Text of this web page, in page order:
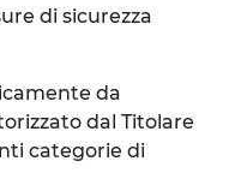
di sicurezza
da
dal Titolare
categorie di